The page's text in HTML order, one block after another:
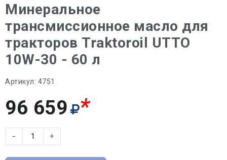
Минеральное
трансмиссионное масло для
тракторов Traktoroil UTTO
10W-30 - 60 л
Артикул: 4751
96 659 *
− +